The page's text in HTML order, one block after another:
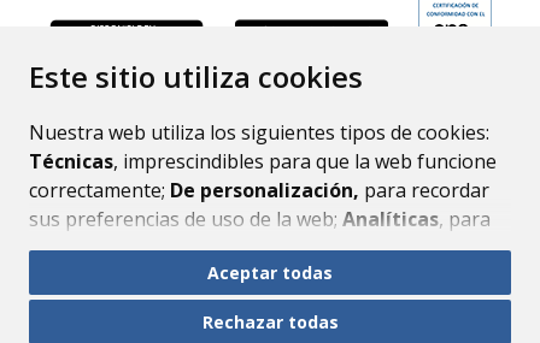
Este sitio utiliza cookies
Nuestra web utiliza los siguientes tipos de cookies:
Técnicas, imprescindibles para que la web funcione
correctamente; De personalización, para recordar
sus preferencias de uso de la web; Analíticas, para
mejorar el funcionamiento de la web y sus servicios.
Si acepta pulsando el botón“Aceptar todas”
consideramos que acepta su uso. Si pulsa el botón
Aceptar todas
Rechazar todas